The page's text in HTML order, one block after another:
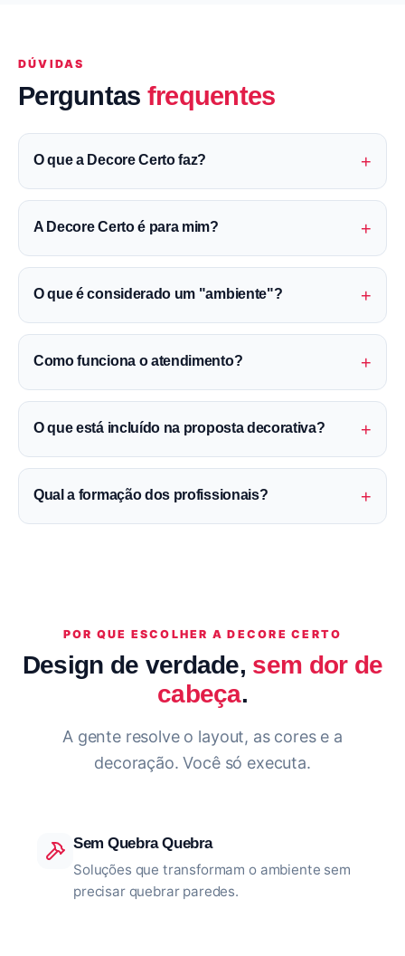
DÚVIDAS
Perguntas frequentes
O que a Decore Certo faz? +
A Decore Certo é para mim? +
O que é considerado um "ambiente"? +
Como funciona o atendimento? +
O que está incluído na proposta decorativa? +
Qual a formação dos profissionais? +
POR QUE ESCOLHER A DECORE CERTO
Design de verdade, sem dor de
cabeça.
A gente resolve o layout, as cores e a
decoração. Você só executa.
Sem Quebra Quebra
Soluções que transformam o ambiente sem
precisar quebrar paredes.